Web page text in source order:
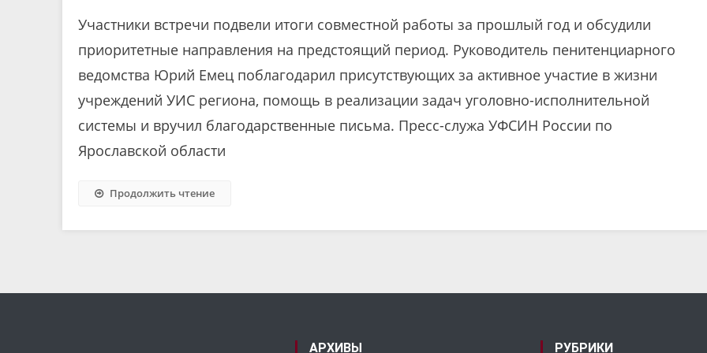
Участники встречи подвели итоги совместной работы за прошлый год и обсудили
приоритетные направления на предстоящий период. Руководитель пенитенциарного
ведомства Юрий Емец поблагодарил присутствующих за активное участие в жизни
учреждений УИС региона, помощь в реализации задач уголовно-исполнительной
системы и вручил благодарственные письма. Пресс-служа УФСИН России по
Ярославской области
Продолжить чтение
АРХИВЫ РУБРИКИ